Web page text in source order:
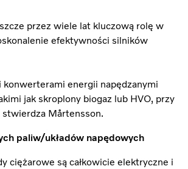
przez wiele lat kluczową rolę w
efektywności silników
energii napędzanymi
jak skroplony biogaz lub HVO, przy
Mårtensson.
paliw/układów napędowych
ciężarowe są całkowicie elektryczne i